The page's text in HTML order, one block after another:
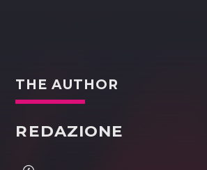
THE AUTHOR
REDAZIONE